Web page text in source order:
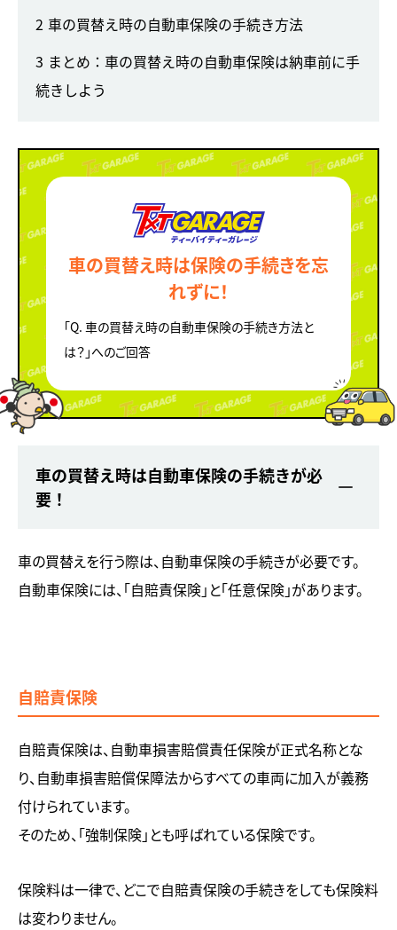
2 車の買替え時の自動車保険の手続き方法
3 まとめ：車の買替え時の自動車保険は納車前に手
続きしよう
車の買替え時は保険の手続きを忘
れずに！
「Q. 車の買替え時の自動車保険の手続き方法と
は？」へのご回答
車の買替え時は自動車保険の手続きが必
要！
車の買替えを行う際は、自動車保険の手続きが必要です。
自動車保険には、「自賠責保険」と「任意保険」があります。
自賠責保険
自賠責保険は、自動車損害賠償責任保険が正式名称とな
り、自動車損害賠償保障法からすべての車両に加入が義務
付けられています。
そのため、「強制保険」とも呼ばれている保険です。
保険料は一律で、どこで自賠責保険の手続きをしても保険料
は変わりません。